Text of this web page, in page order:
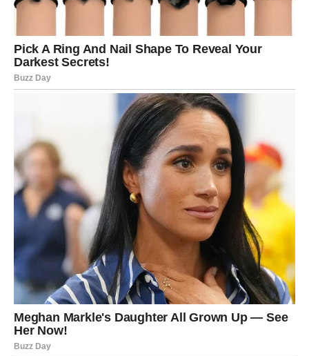
U narednim nedeljama, biće u centru pažnje. Ljudi će ih
svojom urođenom gracioznošću i mudrošću, blistaće više
nego ikada.
Škorpije – Posle tame dolazi čudo
Ako postoji znak koji je kroz karmu prošao najdublje
lekcije – to su Škorpije. Njihova energija je intenzivna, a
njihovi padovi često teški. Ali upravo kroz bol, Škorpije se
transformišu i rađaju ponovo. Karma ih je naterala da se
suoče sa sopstvenim strahovima, sumnjama i starim
ranama. I sada, kada su naučile da otpuste ono što ne
mogu kontrolisati, univerzum im donosi nagradu koja
prevazilazi očekivanja.
Škorpije su sada u centru čuda. Ljubavna sudbina se
menja iz korena – neko ko im je dugo bio “blizu, ali
nedostižan” konačno će im se otvoriti. Biće to susret koji
će probuditi emocije koje su mislile da više ne postoje. Za